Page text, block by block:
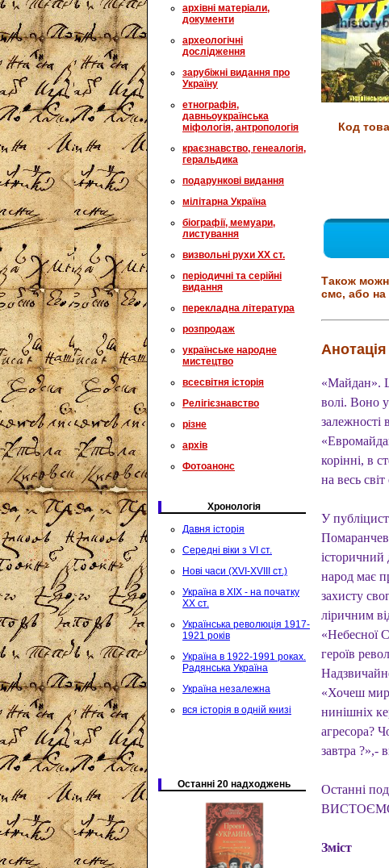
архівні матеріали,
документи
археологічні
дослідження
зарубіжні видання про
Україну
етнографія,
давньоукраїнська
міфологія, антропологія
краєзнавство, генеалогія,
геральдика
подарункові видання
мілітарна Україна
біографії, мемуари,
листування
визвольні рухи XX ст.
періодичні та серійні
видання
перекладна література
розпродаж
українське народне
мистецтво
всесвітня історія
Релігієзнавство
різне
архів
Фотоанонс
Хронологія
Давня історія
Середні віки з VI ст.
Нові часи (XVI-XVIII ст.)
Україна в XIX - на початку
XX ст.
Українська революція 1917-
1921 років
Україна в 1922-1991 роках.
Радянська Україна
Україна незалежна
вся історія в одній книзі
Останні 20 надходжень
Код
Також
смс, або на
«Майдан».
волі. Воно
залежності
корінні, в
на весь
У
історичний
народ має
захисту
ліричним
«Небесної
героїв
«Хочеш
нинішніх
агресора?
завтра ?»,-
Останні
Зміст